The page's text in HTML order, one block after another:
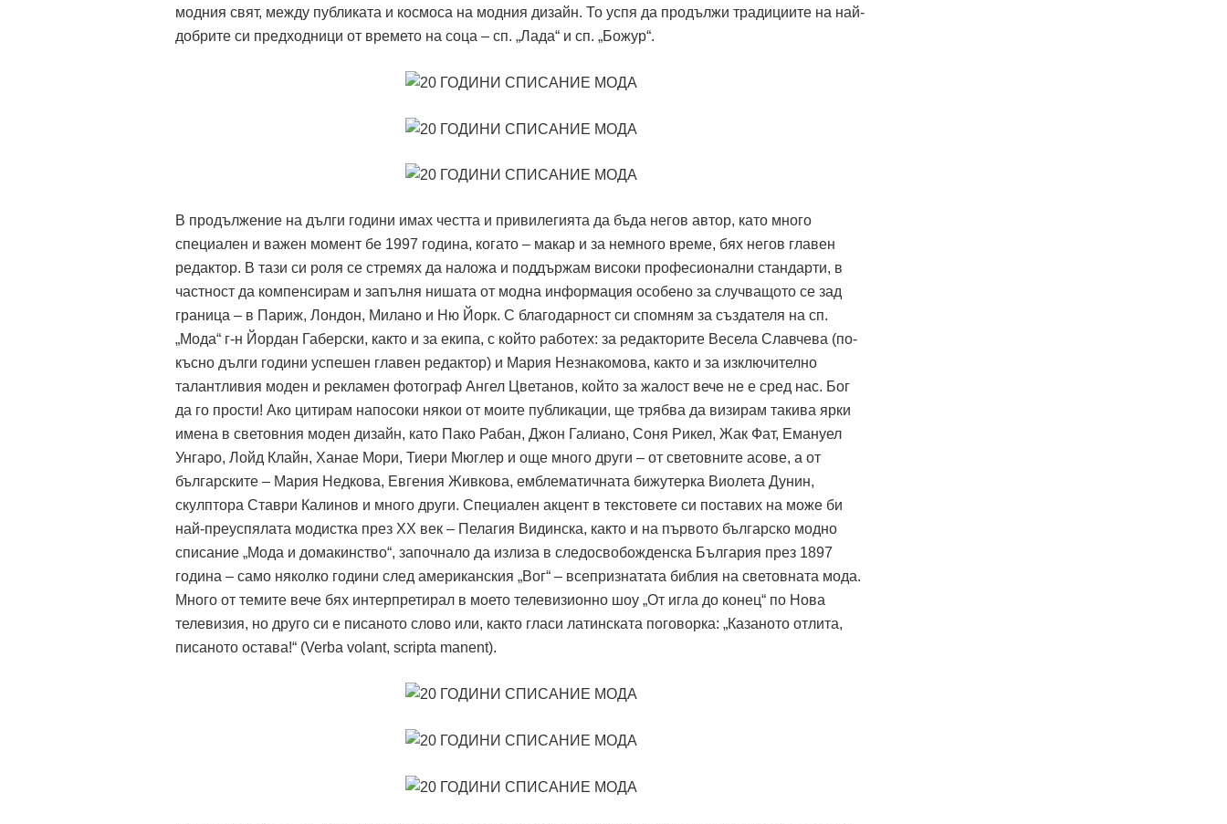
модния свят, между публиката и космоса на модния дизайн. То успя да продължи традициите на най-
добрите си предходници от времето на соца – сп. „Лада“ и сп. „Божур“.
В продължение на дълги години имах честта и привилегията да бъда негов автор, като много
специален и важен момент бе 1997 година, когато – макар и за немного време, бях негов главен
редактор. В тази си роля се стремях да наложа и поддържам високи професионални стандарти, в
частност да компенсирам и запълня нишата от модна информация особено за случващото се зад
граница – в Париж, Лондон, Милано и Ню Йорк. С благодарност си спомням за създателя на сп.
„Мода“ г-н Йордан Габерски, както и за екипа, с който работех: за редакторите Весела Славчева (по-
късно дълги години успешен главен редактор) и Мария Незнакомова, както и за изключително
талантливия моден и рекламен фотограф Ангел Цветанов, който за жалост вече не е сред нас. Бог
да го прости! Ако цитирам напосоки някои от моите публикации, ще трябва да визирам такива ярки
имена в световния моден дизайн, като Пако Рабан, Джон Галиано, Соня Рикел, Жак Фат, Емануел
Унгаро, Лойд Клайн, Ханае Мори, Тиери Мюглер и още много други – от световните асове, а от
българските – Мария Недкова, Евгения Живкова, емблематичната бижутерка Виолета Дунин,
скулптора Ставри Калинов и много други. Специален акцент в текстовете си поставих на може би
най-преуспялата модистка през ХХ век – Пелагия Видинска, както и на първото българско модно
списание „Мода и домакинство“, започнало да излиза в следосвобожденска България през 1897
година – само няколко години след американския „Вог“ – всепризнатата библия на световната мода.
Много от темите вече бях интерпретирал в моето телевизионно шоу „От игла до конец“ по Нова
телевизия, но друго си е писаното слово или, както гласи латинската поговорка: „Казаното отлита,
писаното остава!“ (Verba volant, scripta manent).